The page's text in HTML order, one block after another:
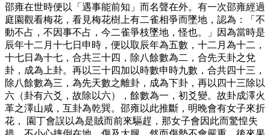
邵雍在世時便以「遇事能前知」而名聲在外。有一次邵雍經過
庭園觀看梅花，看見梅花樹上有二雀相爭而墜地，認為：「不
動不占，不因事不占，今二雀爭枝墜地，怪也。」因為當時是
辰年十二月十七日申時，便以取辰年為五數，十二月為十二，
十七日為十七，合共三十四，除八餘數為二，合先天卦之兌
卦，成為上卦。再以三十四加以時數申時九數，合共四十三，
除八餘數為三，為先天數之離卦，成為下卦，再以四十三除以
六（卦有六爻，故除以六），餘數為一，初爻變。故卦成澤火
革之澤山咸，互卦為乾巽。邵雍以此推斷，明晚會有女子來折
花， 園丁會誤以為是賊而前來驅趕，那女子會因此而驚惶失